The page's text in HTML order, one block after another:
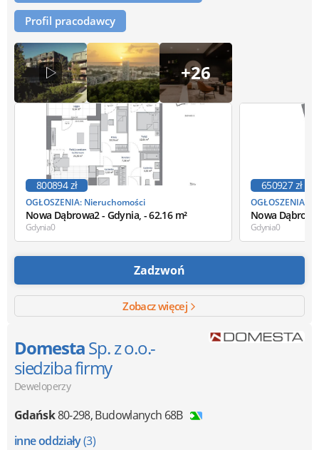
Profil pracodawcy
+26
OGŁOSZENIA: Nieruchomości
Nowa Dąbrowa2 - Gdynia, - 62.16 m²
800894 zł
Gdynia0
OGŁOSZENIA:
650927 zł
Gdynia0
Zadzwoń
Zobacz więcej
DomestaSp. z o.o.-
siedziba firmy
Deweloperzy
Gdańsk80-298,Budowlanych 68B
inne oddziały(3)